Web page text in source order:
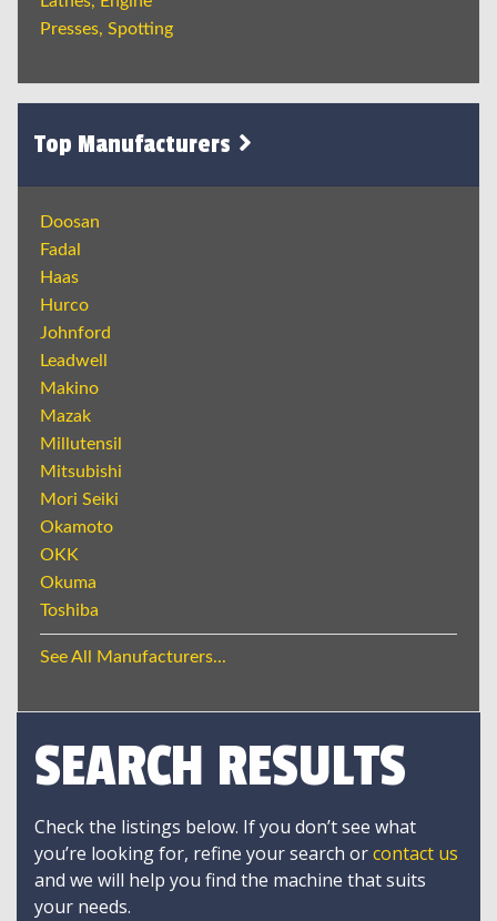
Presses, Spotting
Top Manufacturers
Doosan
Fadal
Haas
Hurco
Johnford
Leadwell
Makino
Mazak
Millutensil
Mitsubishi
Mori Seiki
Okamoto
OKK
Okuma
Toshiba
See All Manufacturers...
SEARCH RESULTS
Check the listings below. If you don’t see what
you’re looking for, refine your search orcontact us
and we will help you find the machine that suits
your needs.